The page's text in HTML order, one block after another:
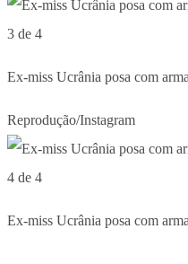
3 de 4
Ex-miss Ucrânia posa com
Reprodução/Instagram
4 de 4
Ex-miss Ucrânia posa com